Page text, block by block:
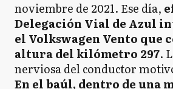
noviembre de 2021. Ese día,
Delegación Vial de Azul
el Volkswagen Vento que
altura del kilómetro 297.
nerviosa del conductor
En el baúl, dentro de una